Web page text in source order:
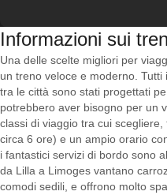
Informazioni sui
Una delle scelte migliori per
un treno veloce e moderno.
tra le città sono stati progettati
potrebbero aver bisogno per un
classi di viaggio tra cui
circa 6 ore) e un ampio orario
i fantastici servizi di bordo sono
da Lilla a Limoges vantano
comodi sedili, e offrono molto